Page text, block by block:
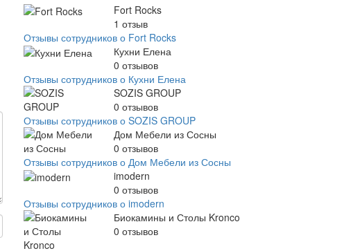
Fort Rocks
1 отзыв
Отзывы сотрудников о Fort Rocks
Кухни Елена
0 отзывов
Отзывы сотрудников о Кухни Елена
SOZIS GROUP
0 отзывов
Отзывы сотрудников о SOZIS GROUP
Дом Мебели из Сосны
0 отзывов
Отзывы сотрудников о Дом Мебели из Сосны
imodern
0 отзывов
Отзывы сотрудников о imodern
Биокамины и Столы Kronco
0 отзывов